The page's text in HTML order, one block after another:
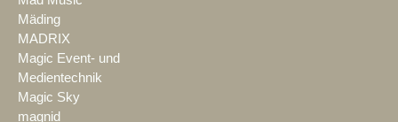
Mäding
MADRIX
Magic Event- und
Medientechnik
Magic Sky
magnid